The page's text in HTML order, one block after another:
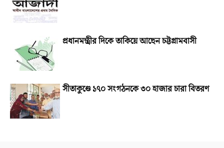
প্রধানমন্ত্রীর দিকে তাকিয়ে আছেন চট্টগ্রামবাসী
সীতাকুণ্ডে ১৭০ সংগঠনকে ৩০ হাজার চারা বিতরণ